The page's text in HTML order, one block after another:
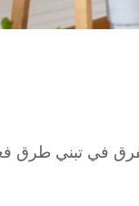
في تبني طرق